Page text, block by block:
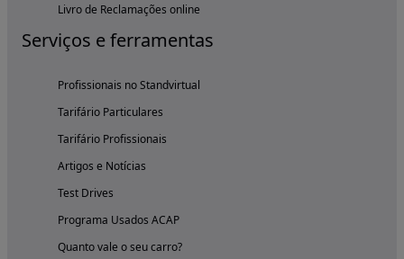
Livro de Reclamações online
Serviços e ferramentas
Profissionais no Standvirtual
Tarifário Particulares
Tarifário Profissionais
Artigos e Notícias
Test Drives
Programa Usados ACAP
Quanto vale o seu carro?